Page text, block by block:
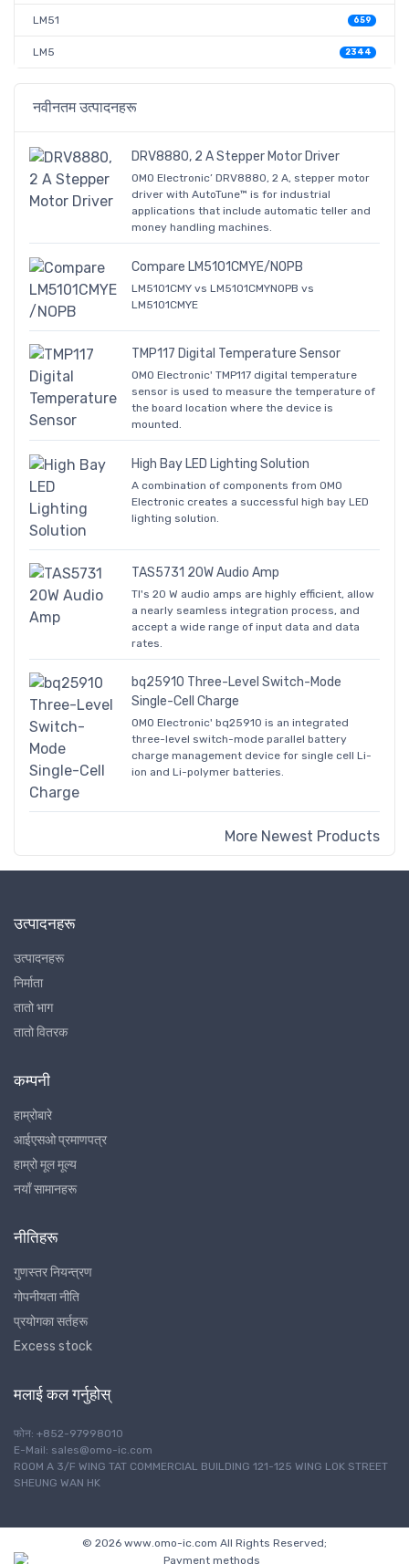
LM51 659
LM5 2344
नवीनतम उत्पादनहरू
DRV8880, 2 A Stepper Motor Driver
OMO Electronic’ DRV8880, 2 A, stepper motor
driver with AutoTune™ is for industrial
applications that include automatic teller and
money handling machines.
Compare LM5101CMYE/NOPB
LM5101CMY vs LM5101CMYNOPB vs
LM5101CMYE
TMP117 Digital Temperature Sensor
OMO Electronic' TMP117 digital temperature
sensor is used to measure the temperature of
the board location where the device is
mounted.
High Bay LED Lighting Solution
A combination of components from OMO
Electronic creates a successful high bay LED
lighting solution.
TAS5731 20W Audio Amp
TI's 20 W audio amps are highly efficient, allow
a nearly seamless integration process, and
accept a wide range of input data and data
rates.
bq25910 Three-Level Switch-Mode
Single-Cell Charge
OMO Electronic' bq25910 is an integrated
three-level switch-mode parallel battery
charge management device for single cell Li-
ion and Li-polymer batteries.
More Newest Products
उत्पादनहरू
उत्पादनहरू
निर्माता
तातो भाग
तातो वितरक
कम्पनी
हाम्रोबारे
आईएसओ प्रमाणपत्र
हाम्रो मूल मूल्य
नयाँ सामानहरू
नीतिहरू
गुणस्तर नियन्त्रण
गोपनीयता नीति
प्रयोगका सर्तहरू
Excess stock
मलाई कल गर्नुहोस्
फोन: +852-97998010
E-Mail: sales@omo-ic.com
ROOM A 3/F WING TAT COMMERCIAL BUILDING 121-125 WING LOK STREET
SHEUNG WAN HK
© 2026 www.omo-ic.com All Rights Reserved;